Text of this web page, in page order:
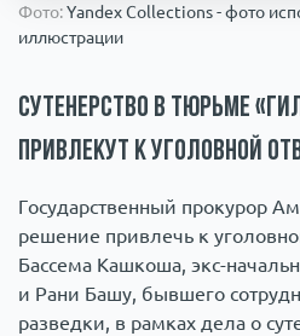
Армия
Фото:Yandex Collections - фото
иллюстрации
Сутенерство в тюрьме
привлекут к уголовной
Государственный прокурор
решение привлечь к
Бассема Кашкоша, экс-
и Рани Башу, бывшего
разведки, в рамках дела о